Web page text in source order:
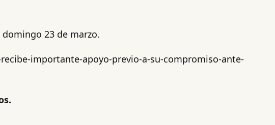
23 de marzo.
importante-apoyo-previo-a-su-compromiso-ante-